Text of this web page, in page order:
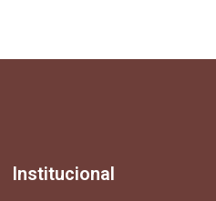
Institucional